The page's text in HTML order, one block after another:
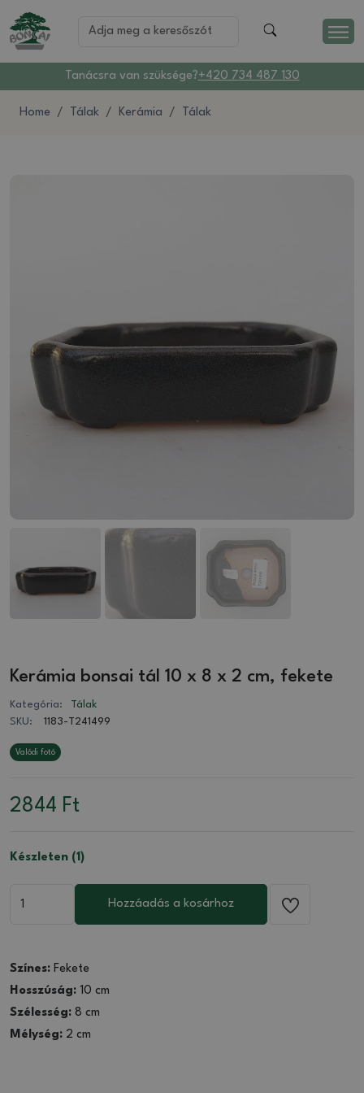
Tanácsra van szüksége?+420 734 487 130
Home Tálak Kerámia Tálak
Kerámia bonsai tál 10 x 8 x 2 cm, fekete
Kategória:
Tálak
SKU:
1183-T241499
Valódi fotó
2844 Ft
Készleten (1)
Hozzáadás a kosárhoz
Színes: Fekete
Hosszúság: 10 cm
Szélesség: 8 cm
Mélység: 2 cm